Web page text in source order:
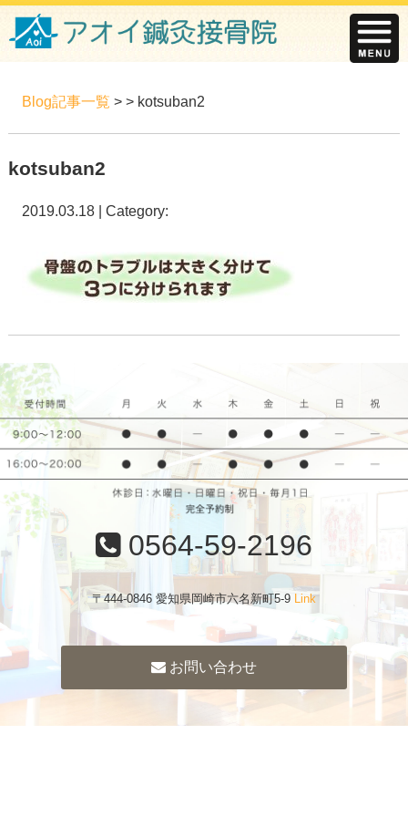
Blog記事一覧 > > kotsuban2
kotsuban2
2019.03.18 | Category:
0564-59-2196
〒444-0846 愛知県岡崎市六名新町5-9 Link
お問い合わせ